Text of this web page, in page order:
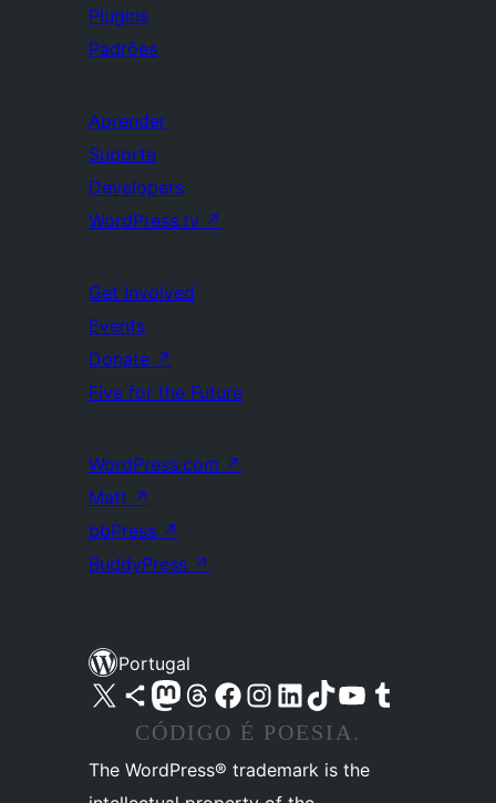
Plugins
Padrões
Aprender
Suporte
Developers
WordPress.tv ↗
Get Involved
Events
Donate ↗
Five for the Future
WordPress.com ↗
Matt ↗
bbPress ↗
BuddyPress ↗
Portugal
Visite a nossa conta X (antigo Twitter)
Visit our Bluesky account
Visit our Mastodon account
Visit our Threads account
Visite a nossa página do Facebook
Visite a nossa conta no Instagram
Visite a nossa conta no LinkedIn
Visit our TikTok account
Visit our YouTube channel
Visit our Tumblr account
CÓDIGO É POESIA.
The WordPress® trademark is the